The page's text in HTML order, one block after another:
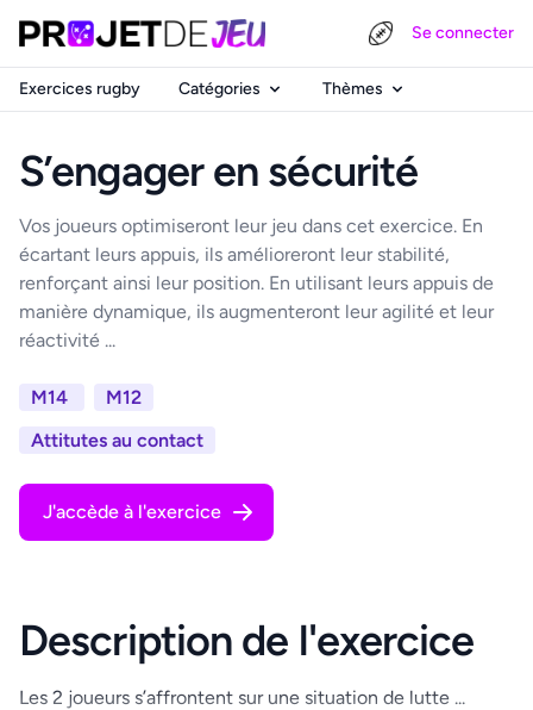
Se connecter
Exercices rugby Catégories Thèmes
S’engager en sécurité
Vos joueurs optimiseront leur jeu dans cet exercice. En
écartant leurs appuis, ils amélioreront leur stabilité,
renforçant ainsi leur position. En utilisant leurs appuis de
manière dynamique, ils augmenteront leur agilité et leur
réactivité ...
M14
M12
Attitutes au contact
J'accède à l'exercice
Description de l'exercice
Les 2 joueurs s’affrontent sur une situation de lutte ...